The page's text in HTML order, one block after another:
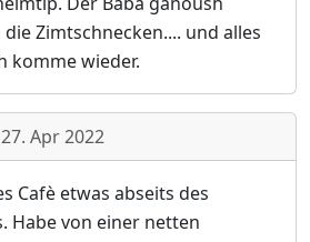
Zimtschnecken.... und alles
komme wieder.
27. Apr 2022
Cafè etwas abseits des
Habe von einer netten